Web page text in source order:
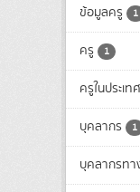
ข้อมูลครู 1
ครู 1
ครูในประเท
บุคลากร 1
บุคลากรท